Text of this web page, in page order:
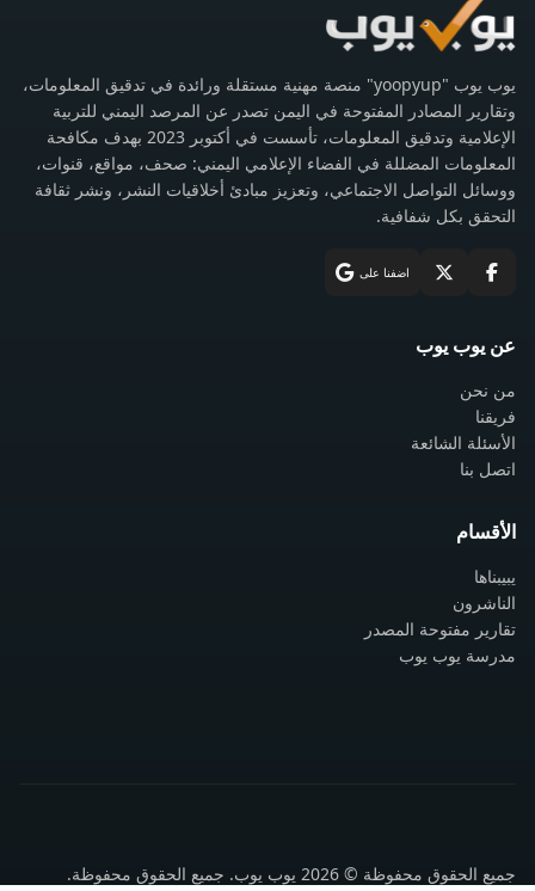
يوب يوب "yoopyup" منصة مهنية مستقلة ورائدة في تدقيق المعلومات،
وتقارير المصادر المفتوحة في اليمن تصدر عن المرصد اليمني للتربية
الإعلامية وتدقيق المعلومات، تأسست في أكتوبر 2023 بهدف مكافحة
المعلومات المضللة في الفضاء الإعلامي اليمني: صحف، مواقع، قنوات،
ووسائل التواصل الاجتماعي، وتعزيز مبادئ أخلاقيات النشر، ونشر ثقافة
التحقق بكل شفافية.
اضفنا على
عن يوب يوب
من نحن
فريقنا
الأسئلة الشائعة
اتصل بنا
الأقسام
يبيبناها
الناشرون
تقارير مفتوحة المصدر
مدرسة يوب يوب
جميع الحقوق محفوظة © 2026 يوب يوب. جميع الحقوق محفوظة.